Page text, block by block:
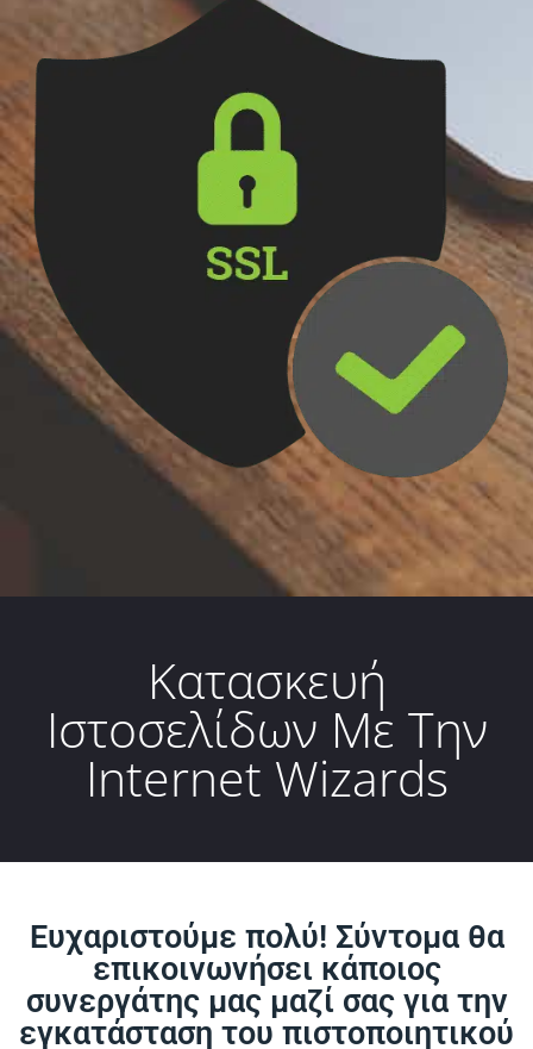
Κατασκευή
Ιστοσελίδων Με Την
Internet Wizards
Ευχαριστούμε πολύ! Σύντομα θα
επικοινωνήσει κάποιος
συνεργάτης μας μαζί σας για την
εγκατάσταση του πιστοποιητικού